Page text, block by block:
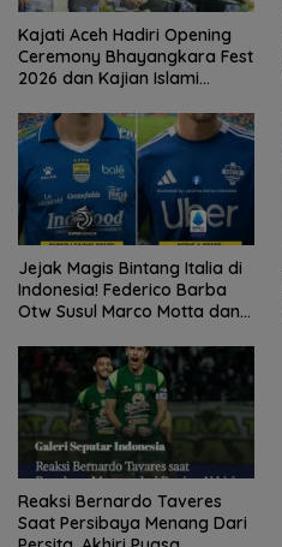
Kajati Aceh Hadiri Opening
Ceremony Bhayangkara Fest
2026 dan Kajian Islami
Adi Hidayat
Jejak Magis Bintang Italia di
Indonesia! Federico Barba
Otw Susul Marco Motta dan
Trofi?
Reaksi Bernardo Taveres
Saat Persibaya Menang Dari